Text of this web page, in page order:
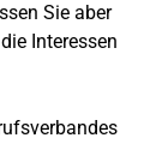
Sie aber
Interessen